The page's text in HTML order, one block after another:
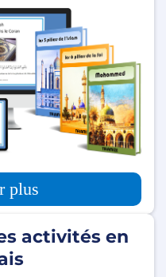
plus
activités en